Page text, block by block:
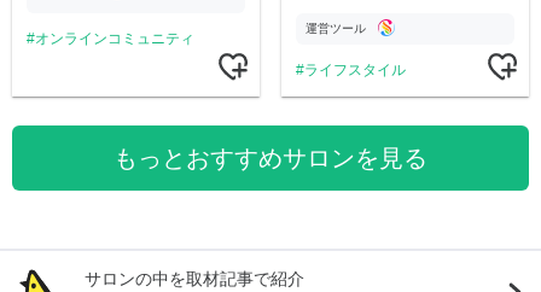
オンラインコミュニティ
運営ツール
ライフスタイル
もっとおすすめサロンを見る
サロンの中を取材記事で紹介